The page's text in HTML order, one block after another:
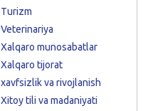
Turizm
Veterinariya
Xalqaro munosabatlar
Xalqaro tijorat
xavfsizlik va rivojlanish
Xitoy tili va madaniyati